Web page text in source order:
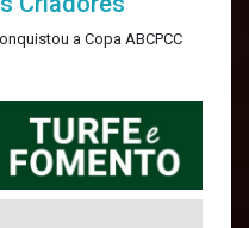
a Copa ABCPCC